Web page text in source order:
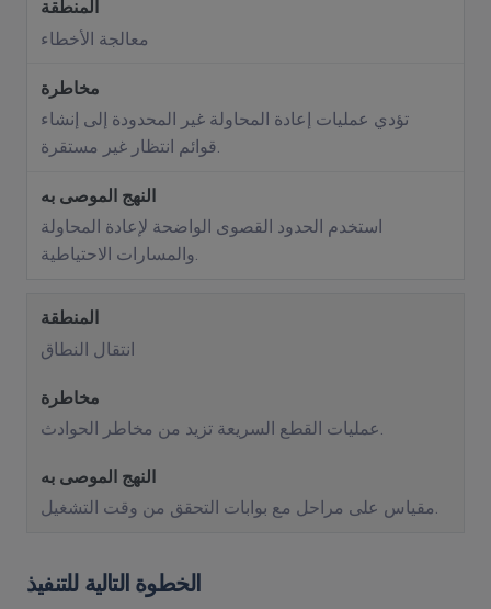
معالجة الأخطاء
تؤدي عمليات إعادة المحاولة غير المحدودة إلى إنشاء
قوائم انتظار غير مستقرة.
استخدم الحدود القصوى الواضحة لإعادة المحاولة
والمسارات الاحتياطية.
انتقال النطاق
عمليات القطع السريعة تزيد من مخاطر الحوادث.
مقياس على مراحل مع بوابات التحقق من وقت التشغيل.
الخطوة التالية للتنفيذ